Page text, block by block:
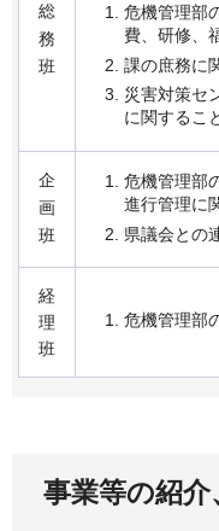
総
務
班
危機管理部
費、研修、
課の庶務に
災害対策セ
に関するこ
企
画
班
危機管理部
進行管理に
県議会との
経
理
班
危機管理部
事業等の紹